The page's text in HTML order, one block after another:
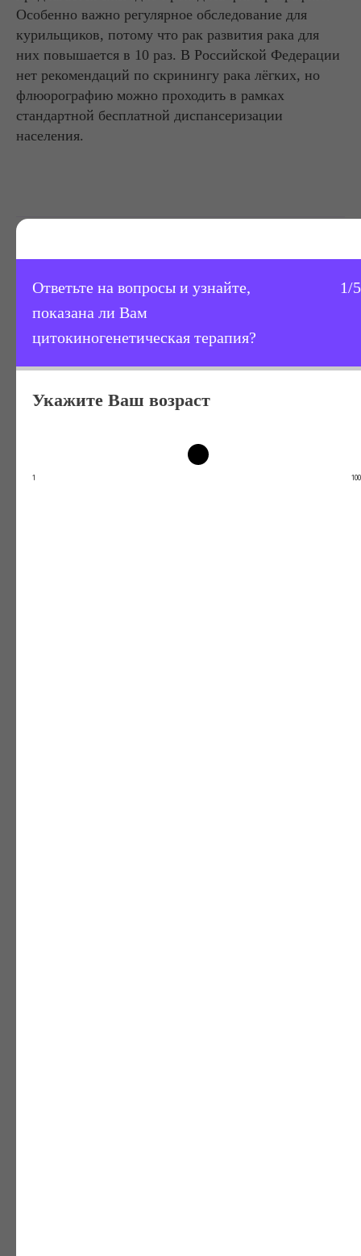
Ответьте на вопросы и узнайте,
показана ли Вам
цитокиногенетическая терапия?
1/5
Укажите Ваш возраст
1 100
Особенно важно регулярное обследование для
курильщиков, потому что рак развития рака для
них повышается в 10 раз. В Российской Федерации
нет рекомендаций по скринингу рака лёгких, но
флюорографию можно проходить в рамках
стандартной бесплатной диспансеризации
населения.
Алексанян Алексан